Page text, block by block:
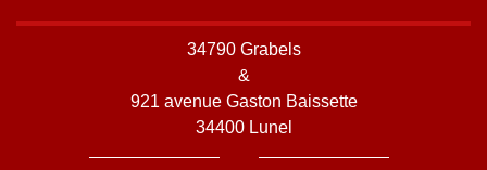
34790 Grabels
&
921 avenue Gaston Baissette
34400 Lunel